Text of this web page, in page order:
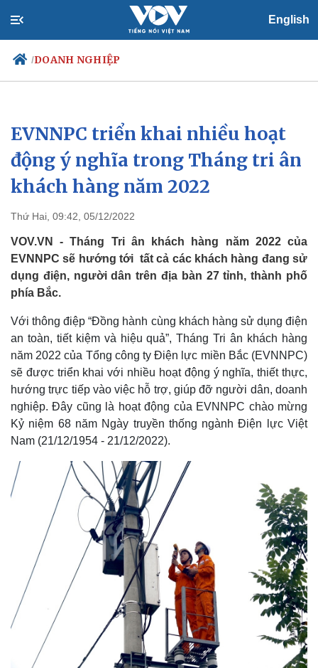
English
/DOANH NGHIỆP
Chính trị
Đảng
Tổ chức nhân sự
Quốc hội
Xã hội
Tin 24h
Dự báo thời tiết
Giáo dục
EVNNPC triển khai nhiều hoạt
động ý nghĩa trong Tháng tri ân
khách hàng năm 2022
Thứ Hai, 09:42, 05/12/2022
VOV.VN - Tháng Tri ân khách hàng năm 2022 của
EVNNPC sẽ hướng tới tất cả các khách hàng đang sử
dụng điện, người dân trên địa bàn 27 tỉnh, thành phố
phía Bắc.
Với thông điệp “Đồng hành cùng khách hàng sử dụng điện
an toàn, tiết kiệm và hiệu quả”, Tháng Tri ân khách hàng
năm 2022 của Tổng công ty Điện lực miền Bắc (EVNNPC)
sẽ được triển khai với nhiều hoạt động ý nghĩa, thiết thực,
hướng trực tiếp vào việc hỗ trợ, giúp đỡ người dân, doanh
nghiệp. Đây cũng là hoạt động của EVNNPC chào mừng
Kỷ niệm 68 năm Ngày truyền thống ngành Điện lực Việt
Nam (21/12/1954 - 21/12/2022).